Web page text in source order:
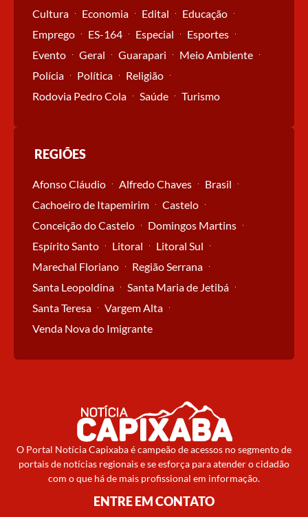
Cultura
Economia Edital
Educação
Emprego
ES-164 Especial
Esportes
Evento
Geral Guarapari
Meio Ambiente
Polícia
Política
Religião
Rodovia Pedro Cola
Saúde Turismo
REGIÕES
Afonso Cláudio Alfredo Chaves
Brasil
Cachoeiro de Itapemirim
Castelo
Conceição do Castelo
Domingos Martins
Espírito Santo
Litoral
Litoral Sul
Marechal Floriano
Região Serrana
Santa Leopoldina
Santa Maria de Jetibá
Santa Teresa
Vargem Alta
Venda Nova do Imigrante
O Portal Notícia Capixaba é campeão de acessos no segmento de
portais de notícias regionais e se esforça para atender o cidadão
com o que há de mais profissional em informação.
ENTRE EM CONTATO